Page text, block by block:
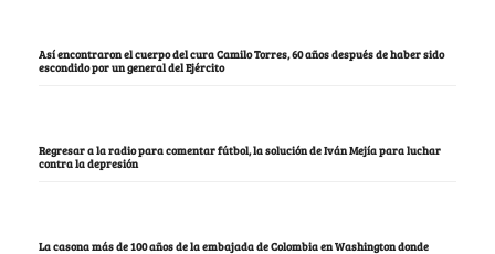
Así encontraron el cuerpo del cura Camilo Torres, 60 años después de haber sido
escondido por un general del Ejército
Regresar a la radio para comentar fútbol, la solución de Iván Mejía para luchar
contra la depresión
La casona más de 100 años de la embajada de Colombia en Washington donde